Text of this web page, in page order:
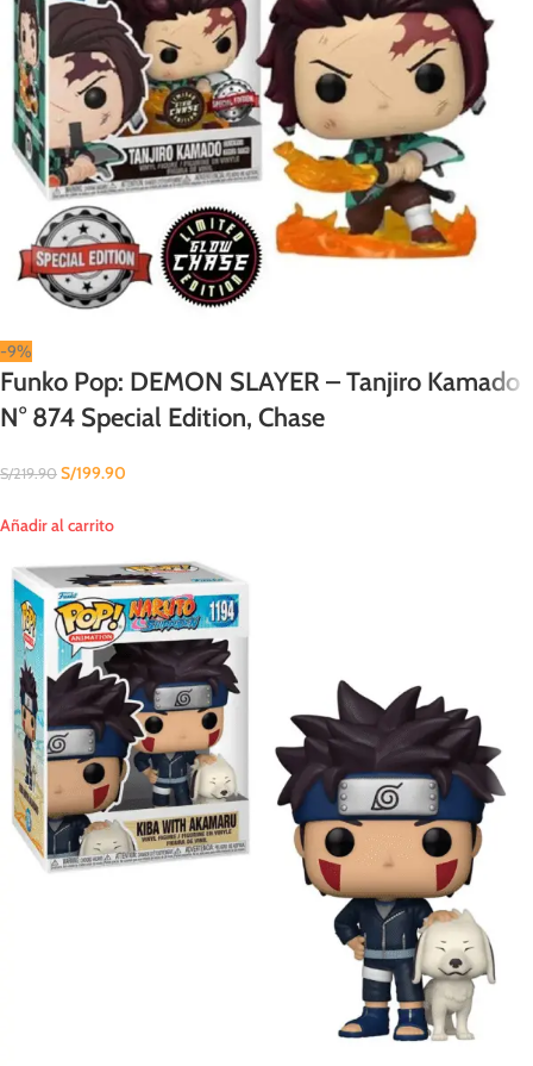
-9%
Funko Pop: DEMON SLAYER – Tanjiro Kamado
N° 874 Special Edition, Chase
S/219.90 S/199.90
Añadir al carrito